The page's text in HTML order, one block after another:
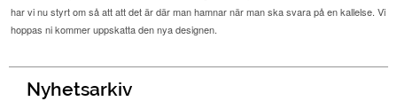
har vi nu styrt om så att att det är där man hamnar när man ska svara på en kallelse. Vi
hoppas ni kommer uppskatta den nya designen.
Nyhetsarkiv